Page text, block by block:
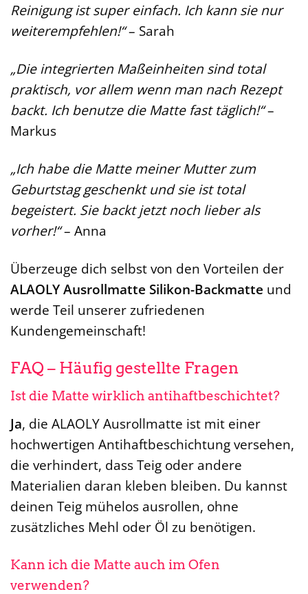
Reinigung ist super einfach. Ich kann sie nur
weiterempfehlen!“– Sarah
„Die integrierten Maßeinheiten sind total
praktisch, vor allem wenn man nach Rezept
backt. Ich benutze die Matte fast täglich!“–
Markus
„Ich habe die Matte meiner Mutter zum
Geburtstag geschenkt und sie ist total
begeistert. Sie backt jetzt noch lieber als
vorher!“– Anna
Überzeuge dich selbst von den Vorteilen der
ALAOLY Ausrollmatte Silikon-Backmatte und
werde Teil unserer zufriedenen
Kundengemeinschaft!
FAQ – Häufig gestellte Fragen
Ist die Matte wirklich antihaftbeschichtet?
Ja, die ALAOLY Ausrollmatte ist mit einer
hochwertigen Antihaftbeschichtung versehen,
die verhindert, dass Teig oder andere
Materialien daran kleben bleiben. Du kannst
deinen Teig mühelos ausrollen, ohne
zusätzliches Mehl oder Öl zu benötigen.
Kann ich die Matte auch im Ofen
verwenden?